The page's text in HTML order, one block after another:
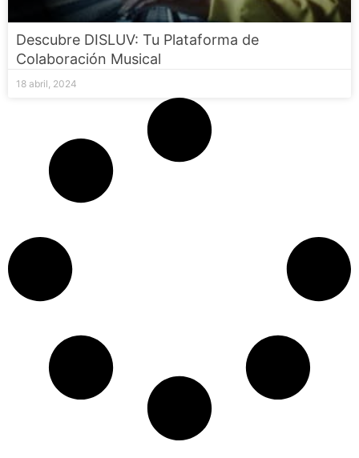
Descubre DISLUV: Tu Plataforma de
Colaboración Musical
18 abril, 2024